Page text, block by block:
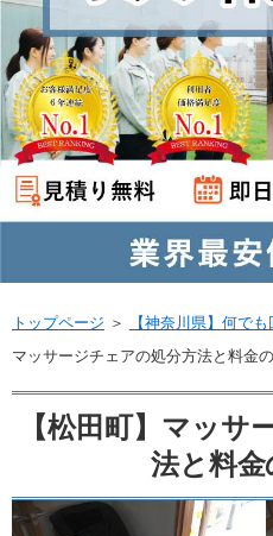
トップページ ＞ 【神奈川県】何で
マッサージチェアの処分方法と料金
【松田町】マッサ
法と料